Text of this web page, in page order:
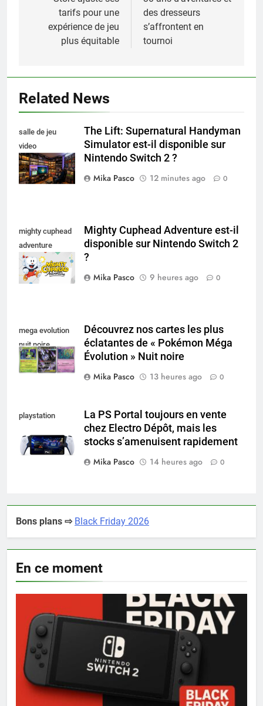
l’articletarifs pour une
expérience de jeu
plus équitable
des dresseurs
s’affrontent en
tournoi
Related News
salle de jeu
video
collectionneur
The Lift: Supernatural Handyman
Simulator est-il disponible sur
Nintendo Switch 2 ?
Mika Pasco
12 minutes ago 0
mighty cuphead
adventure
nintendo switch
Mighty Cuphead Adventure est-il
disponible sur Nintendo Switch 2
?
Mika Pasco
9 heures ago 0
mega evolution
nuit noire
Découvrez nos cartes les plus
éclatantes de « Pokémon Méga
Évolution » Nuit noire
Mika Pasco
13 heures ago 0
playstation
La PS Portal toujours en vente
chez Electro Dépôt, mais les
stocks s’amenuisent rapidement
Mika Pasco
14 heures ago 0
Bons plans ⇨ Black Friday 2026
En ce moment